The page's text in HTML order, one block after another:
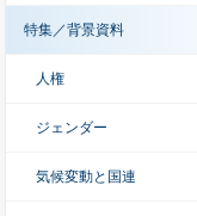
特集／背景資料
人権
ジェンダー
気候変動と国連